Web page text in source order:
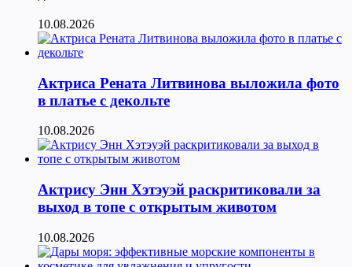
10.08.2026
Актриса Рената Литвинова выложила фото
в платье с декольте
10.08.2026
Актрису Энн Хэтэуэй раскритиковали за
выход в топе с открытым животом
10.08.2026